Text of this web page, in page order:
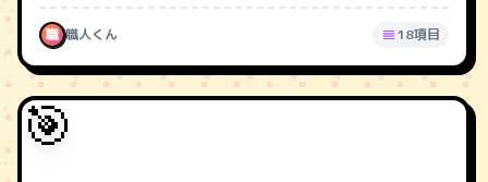
職 職人くん 18項目
🎯